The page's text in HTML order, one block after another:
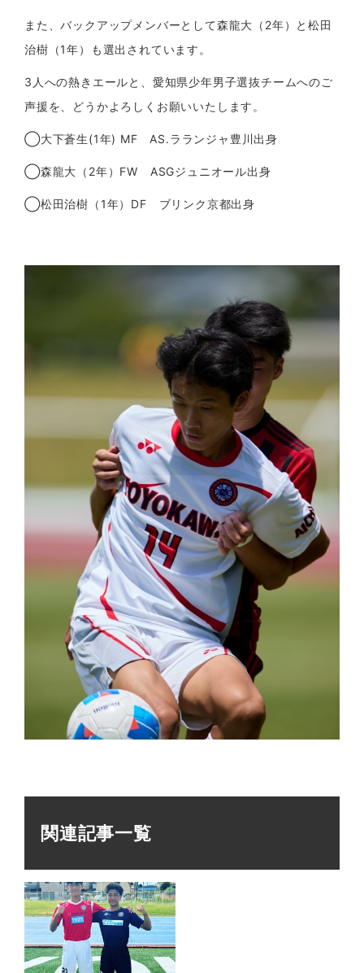
また、バックアップメンバーとして森龍大（2年）と松田
治樹（1年）も選出されています。
3人への熱きエールと、愛知県少年男子選抜チームへのご
声援を、どうかよろしくお願いいたします。
◯大下蒼生(1年) MF AS.ラランジャ豊川出身
◯森龍大（2年）FW ASGジュニオール出身
◯松田治樹（1年）DF ブリンク京都出身
関連記事一覧